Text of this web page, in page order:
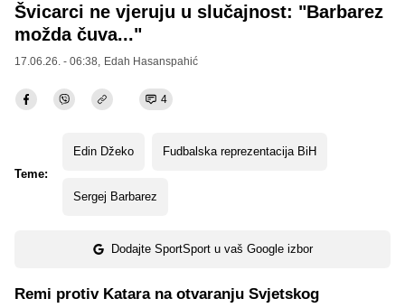
Švicarci ne vjeruju u slučajnost: "Barbarez
možda čuva..."
17.06.26. - 06:38, Edah Hasanspahić
4
Teme:
Edin Džeko Fudbalska reprezentacija BiH
Sergej Barbarez
Dodajte SportSport u vaš Google izbor
Remi protiv Katara na otvaranju Svjetskog